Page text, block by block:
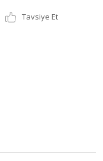
Tavsiye Et